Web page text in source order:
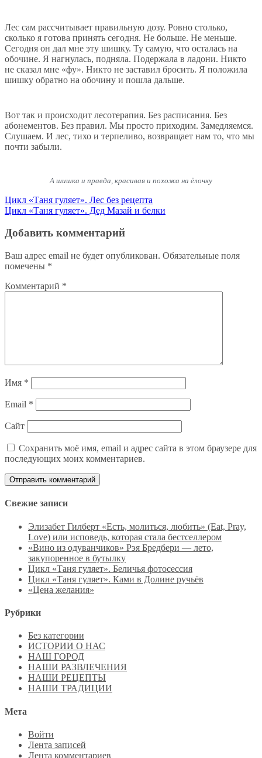
Лес сам рассчитывает правильную дозу. Ровно столько,
сколько я готова принять сегодня. Не больше. Не меньше.
Сегодня он дал мне эту шишку. Ту самую, что осталась на
обочине. Я нагнулась, подняла. Подержала в ладони. Никто
не сказал мне «фу». Никто не заставил бросить. Я положила
шишку обратно на обочину и пошла дальше.
Вот так и происходит лесотерапия. Без расписания. Без
абонементов. Без правил. Мы просто приходим. Замедляемся.
Слушаем. И лес, тихо и терпеливо, возвращает нам то, что мы
почти забыли.
А шишка и правда, красивая и похожа на ёлочку
Навигация
по
записям
Цикл «Таня гуляет». Лес без рецепта
Цикл «Таня гуляет». Дед Мазай и белки
Добавить комментарий
Ваш адрес email не будет опубликован. Обязательные поля
помечены *
Комментарий *
Имя *
Email *
Сайт
Сохранить моё имя, email и адрес сайта в этом браузере для
последующих моих комментариев.
Свежие записи
Элизабет Гилберт «Есть, молиться, любить» (Eat, Pray,
Love) или исповедь, которая стала бестселлером
«Вино из одуванчиков» Рэя Бредбери — лето,
закупоренное в бутылку
Цикл «Таня гуляет». Беличья фотосессия
Цикл «Таня гуляет». Ками в Долине ручьёв
«Цена желания»
Рубрики
Без категории
ИСТОРИИ О НАС
НАШ ГОРОД
НАШИ РАЗВЛЕЧЕНИЯ
НАШИ РЕЦЕПТЫ
НАШИ ТРАДИЦИИ
Мета
Войти
Лента записей
Лента комментариев